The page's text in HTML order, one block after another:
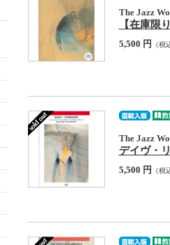
The Jazz
【在庫限
5,500 円 （税
The Jazz
デイヴ・
5,500 円 （税